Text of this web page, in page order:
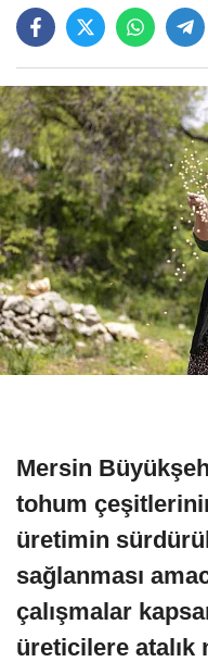
Mersin
tohum
üretimin
sağlanması
çalışmalar
üreticilere atalık